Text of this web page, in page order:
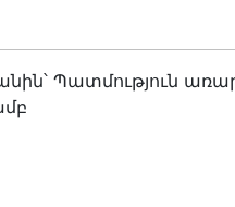
Պատմություն